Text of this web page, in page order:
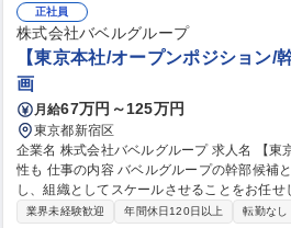
正社員
株式会社バベルグループ
【東京本社/オープンポジション
画
月給67万円～125万円
東京都新宿区
企業名 株式会社バベルグループ 求人名 【東京本社/オープンポジション/幹部候補】爆速成長中/事業立ち上げ可能
性も 仕事の内容 バベルグループの幹部候補として、営業領域を軸に事業成長に責任を持ち、事業を創り、伸ば
し、組織としてスケールさせることをお任
す。 ■事業戦略/営業戦略の立案および実行■重要顧客/アライアンス先とのトップセールス/交渉 ■新規事業の企画/
業界未経験歓迎 年間休日120日以上 転勤なし